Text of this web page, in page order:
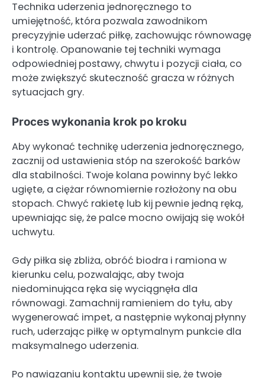
Technika uderzenia jednoręcznego to
umiejętność, która pozwala zawodnikom
precyzyjnie uderzać piłkę, zachowując równowagę
i kontrolę. Opanowanie tej techniki wymaga
odpowiedniej postawy, chwytu i pozycji ciała, co
może zwiększyć skuteczność gracza w różnych
sytuacjach gry.
Proces wykonania krok po kroku
Aby wykonać technikę uderzenia jednoręcznego,
zacznij od ustawienia stóp na szerokość barków
dla stabilności. Twoje kolana powinny być lekko
ugięte, a ciężar równomiernie rozłożony na obu
stopach. Chwyć rakietę lub kij pewnie jedną ręką,
upewniając się, że palce mocno owijają się wokół
uchwytu.
Gdy piłka się zbliża, obróć biodra i ramiona w
kierunku celu, pozwalając, aby twoja
niedominująca ręka się wyciągnęła dla
równowagi. Zamachnij ramieniem do tyłu, aby
wygenerować impet, a następnie wykonaj płynny
ruch, uderzając piłkę w optymalnym punkcie dla
maksymalnego uderzenia.
Po nawiązaniu kontaktu upewnij się, że twoje